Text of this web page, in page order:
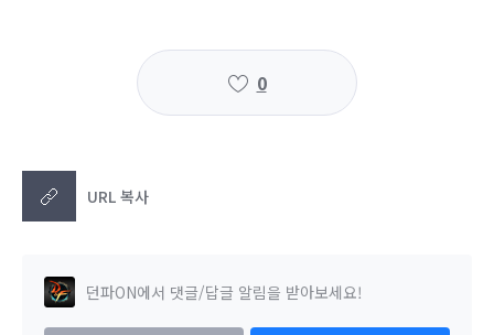
0
URL 복사
던파ON에서 댓글/답글 알림을 받아보세요!